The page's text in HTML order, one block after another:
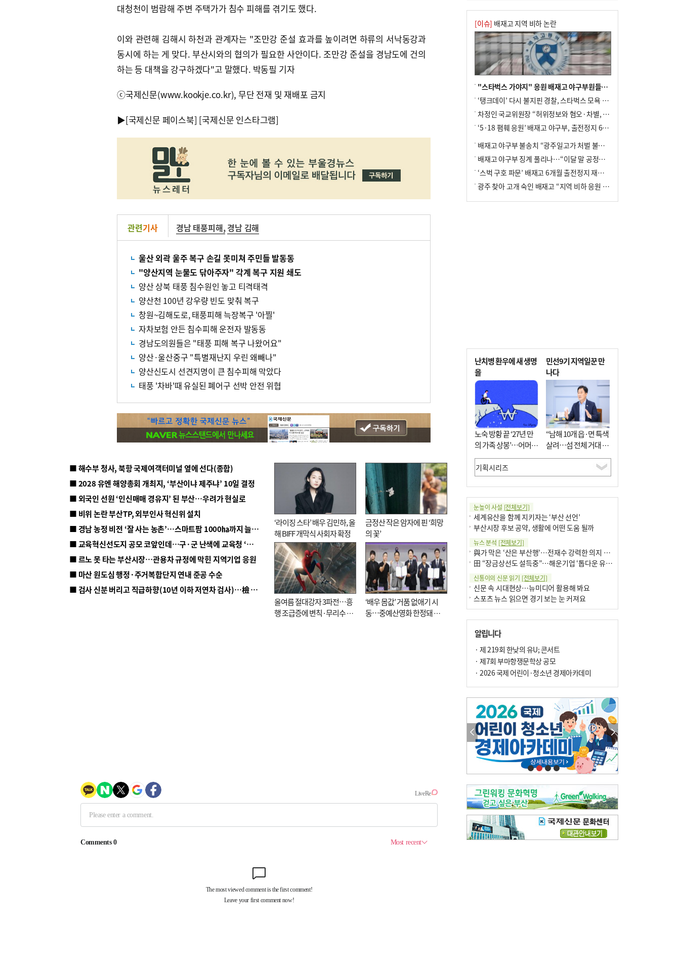
대청천이 범람해 주변 주택가가 침수 피해를 겪기도 했다.
이와 관련해 김해시 하천과 관계자는 "조만강 준설 효과를 높이려면 하류의 서낙동강과
동시에 하는 게 맞다. 부산시와의 협의가 필요한 사안이다. 조만강 준설을 경남도에 건의
하는 등 대책을 강구하겠다"고 말했다. 박동필 기자
ⓒ국제신문(www.kookje.co.kr), 무단 전재 및 재배포 금지
▶[국제신문 페이스북] [국제신문 인스타그램]
관련기사 경남 태풍피해,경남 김해
울산 외곽 울주 복구 손길 못미쳐 주민들 발동동
"양산지역 눈물도 닦아주자" 각계 복구 지원 쇄도
양산 상북 태풍 침수원인 놓고 티격태격
양산천 100년 강우량 빈도 맞춰 복구
창원~김해도로, 태풍피해 늑장복구 '아찔'
자차보험 안든 침수피해 운전자 발동동
경남도의원들은 "태풍 피해 복구 나왔어요"
양산·울산중구 "특별재난지 우린 왜빼나"
양산신도시 선견지명이 큰 침수피해 막았다
태풍 '차바'때 유실된 폐어구 선박 안전 위협
■ 해수부 청사, 북항 국제여객터미널 옆에 선다(종합)
■ 2028 유엔 해양총회 개최지, ‘부산이냐 제주냐’ 10일 결정
■ 외국인 선원 ‘인신매매 경유지’ 된 부산…우려가 현실로
■ 비위 논란 부산TP, 외부인사 혁신위 설치
■ 경남 농정 비전 ‘잘 사는 농촌’…스마트팜 1000㏊까지 늘린다
■ 교육혁신선도지 공모 코앞인데…구·군 난색에 교육청 ‘쩔쩔’
■ 르노 못 타는 부산시장…관용차 규정에 막힌 지역기업 응원
■ 마산 원도심 행정·주거복합단지 연내 준공 수순
■ 검사 신분 버리고 직급하향(10년 이하 저연차 검사)…檢 중수청행 기피
‘라이징 스타’ 배우 김민하, 올
해 BIFF 개막식 사회자 확정
금정산 작은 암자에 핀 ‘희망
의 꽃’
올여름 절대강자 3파전…흥
행 조급증에 변칙·무리수 마
‘배우 몸값’ 거품 없애기 시
동…중예산영화 한정돼 실
[이슈] 배재고 지역 비하 논란
"스타벅스 가야지" 응원 배재고 야구부원들, 학교서 징계 처분
‘탱크데이’ 다시 불지핀 경찰, 스타벅스 모욕 혐의 압수수색
차정인 국교위원장 “허위정보와 혐오·차별, 학교 교실까지 유입"
‘5·18 폄훼 응원’ 배재고 야구부, 출전정지 6개월→1개월 감경
배재고 야구부 불송치 “광주일고가 처벌 불원 의사 표해”
배재고 야구부 징계 풀리나…“이달 말 공정위서 재심의”
‘스벅 구호 파문’ 배재고 6개월 출전정지 재심 신청키로
광주 찾아 고개 숙인 배재고 “지역 비하 응원 잘못”(종합)
난치병 환우에 새 생명
을
노숙 방황 끝 ‘27년 만
의 가족 상봉’…어머니
와 행복 꿈꿔
민선9기 지역일꾼 만
나다
“남해 10개 읍·면 특색
살려…섬 전체 거대 정
원으로 조성”
눈높이 사설 [전체보기]
세계유산을 함께 지키자는 ‘부산 선언’
부산시장 후보 공약, 생활에 어떤 도움 될까
뉴스 분석 [전체보기]
與가 막은 ‘산은 부산행’…전재수 강력한 의지 표명 없인 공염불
田 “장금상선도 설득중”…해운기업 ‘톱다운 유치전’ 가속
신통이의 신문 읽기 [전체보기]
신문 속 시대현상…뉴미디어 활용해 봐요
스포츠 뉴스 읽으면 경기 보는 눈 커져요
구·군 승진 축하화분 관행 없애자니 소상공인 울상
팩트체크[전체보기]
의령 한우산 털중나리
한 손 뉴스[전체보기]
시민이 개발한 폭염 대응 앱 ‘그늘로’ 길안내 지도 등 인기
골목 맛집 발굴 고메 셀렉션…부산시, 페스티벌 시월 연계
오늘의 날씨-[전체보기]
오늘의 날씨- 2026년 8월 7일
오늘의 날씨- 2026년 8월 6일
우리 결혼해요-[전체보기]
우리 결혼해요- 김홍윤·정세빈 커플
알립니다
· 제 219회 한낮의 유U; 콘서트
· 제7회 부마항쟁문학상 공모
· 2026 국제 어린이·청소년 경제아카데미